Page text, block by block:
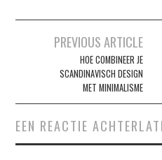
navigation
PREVIOUS ARTICLE
HOE COMBINEER JE
SCANDINAVISCH DESIGN
MET MINIMALISME
EEN REACTIE